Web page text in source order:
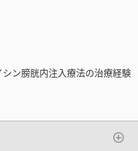
ン膀胱内注入療法の治療経験